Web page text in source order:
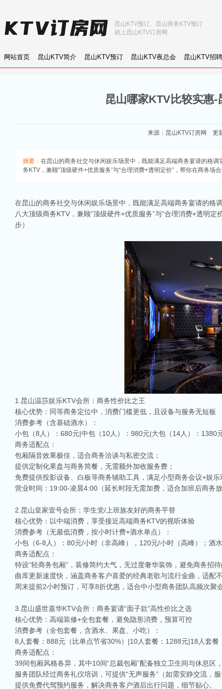
网站首页 昆山KTV简介 昆山KTV预订 昆山KTV夜总会 昆山KTV招聘
昆山KTV预订、昆山商务KTV预订
就上昆山KTV订房网
昆山哪家KTV比较实惠
来源： 昆山KTV订房网 更
摘要： 在昆山的商务社交与休闲娱乐场景中，既能满足高端商务宴请的格
务KTV，兼顾“顶级硬件+优质服务”与“合理消费+透明定价”，帮你在商务
在昆山的商务社交与休闲娱乐场景中，既能满足高端商务宴请的
八大顶级商务KTV，兼顾“顶级硬件+优质服务”与“合理消费+透明
步）
1.昆山温莎娱乐KTV会所：商务性价比之王
核心优势：同等商务定位中，消费门槛更低，且设备与服务无短板
消费参考（含基础酒水）：
小包（8人）：680元|中包（10人）：980元|大包（14人）：1380
商务适配点：
包厢隔音效果极佳，适合商务洽谈与私密交流；
提供定制化果盘与商务简餐，无需额外加收服务费；
免费提供投影设备、白板等商务辅助工具，满足小型商务会议+娱乐
营业时间：19:00-凌晨4:00（延长时段无需加费，适合加班后商务
2.昆山皇家壹号会所：学生党/上班族友好的商务平替
核心优势：以中端消费，享受接近高端商务KTV的视听体验
消费参考（无最低消费，按小时计费+酒水单点）：
小包（6-8人）：80元/小时（非高峰），120元/小时（高峰）；酒
商务适配点：
特设“轻商务包厢”，装修简约大气，无过度奢华装饰，避免商务招待
曲库更新速度快，涵盖商务客户喜爱的经典老歌与流行金曲，适配
周末提前2小时预订，可享8折优惠，适合中小型商务团队高频次聚
3.昆山盛世嘉华KTV会所：商务宴请“面子款”高性价比之选
核心优势：高端装修+全包套餐，避免隐形消费，预算可控
消费参考（全包套餐，含酒水、果盘、小吃）：
8人套餐：888元（比单点节省30%）|10人套餐：1288元|18人套餐
商务适配点：
39间包厢风格各异，其中10间“总裁包厢”配备独立卫生间与休息区
服务团队经过商务礼仪培训，可提供“无声服务”（如需安静交流，
提供免费代驾预约服务，解决商务客户酒后出行问题，细节贴心。